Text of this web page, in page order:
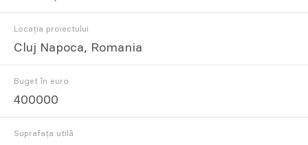
Locația proiectului
Cluj Napoca, Romania
Buget în euro
400000
Suprafața utilă